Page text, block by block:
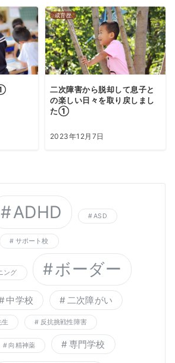
成育歴
二次障害から脱却して息子と
の楽しい日々を取り戻しまし
た①
2023年12月7日
ADHD ASD
サポート校
ング ボーダー
中学校 二次障がい
生 反抗挑戦性障害
向精神薬 専門学校